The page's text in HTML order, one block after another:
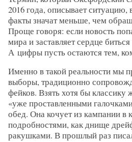
2016 года, описывает ситуацию,
факты значат меньше, чем
Проще говоря: если новость
мира и заставляет сердце
А цифры пусть остаются тем,
Именно в такой реальности мы
выборы, традиционно
фейков. Взять хотя бы классику
«уже проставленными
обед. Она кочует из кампании в
подробностями, как днище
ракушками. В прошлый раз